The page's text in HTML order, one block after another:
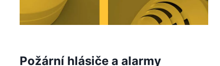
Požární hlásiče a alarmy